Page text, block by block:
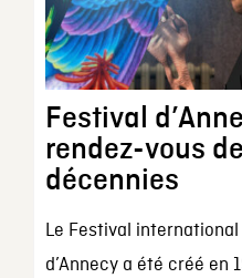
Festival
rendez-vous
décennies
Le Festival
d’Annecy a été créé en